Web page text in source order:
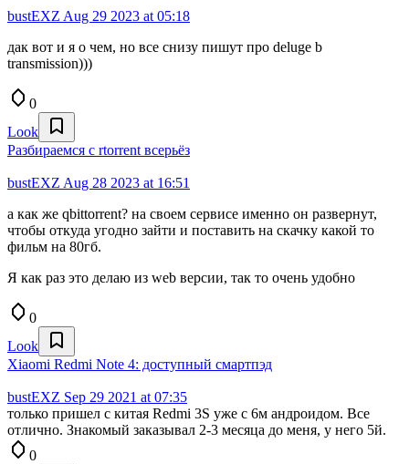
bustEXZ Aug 29 2023 at 05:18
дак вот и я о чем, но все снизу пишут про deluge b
transmission)))
0
Look
Разбираемся с rtorrent всерьёз
bustEXZ Aug 28 2023 at 16:51
а как же qbittorrent? на своем сервисе именно он развернут,
чтобы откуда угодно зайти и поставить на скачку какой то
фильм на 80гб.
Я как раз это делаю из web версии, так то очень удобно
0
Look
Xiaomi Redmi Note 4: доступный смартпэд
bustEXZ Sep 29 2021 at 07:35
только пришел с китая Redmi 3S уже с 6м андроидом. Все
отлично. Знакомый заказывал 2-3 месяца до меня, у него 5й.
0